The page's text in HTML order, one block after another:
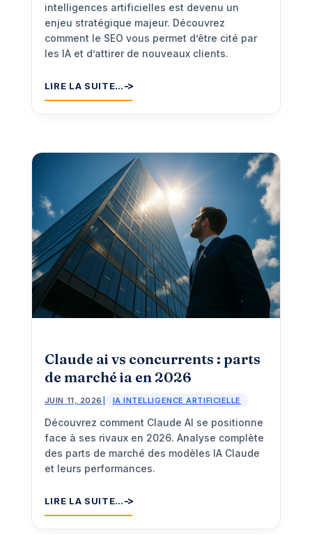
intelligences artificielles est devenu un
enjeu stratégique majeur. Découvrez
comment le SEO vous permet d’être cité par
les IA et d’attirer de nouveaux clients.
LIRE LA SUITE…
Claude ai vs concurrents : parts
de marché ia en 2026
JUIN 11, 2026 IA INTELLIGENCE ARTIFICIELLE
Découvrez comment Claude AI se positionne
face à ses rivaux en 2026. Analyse complète
des parts de marché des modèles IA Claude
et leurs performances.
LIRE LA SUITE…